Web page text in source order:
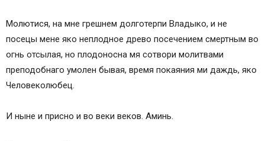
Молютися, на мне грешнем долготерпи Владыко, и не
посецы мене яко неплодное древо посечением смертным во
огнь отсылая, но плодоносна мя сотвори молитвами
преподобнаго умолен бывая, время покаяния ми даждь, яко
Человеколюбец.
И ныне и присно и во веки веков. Аминь.